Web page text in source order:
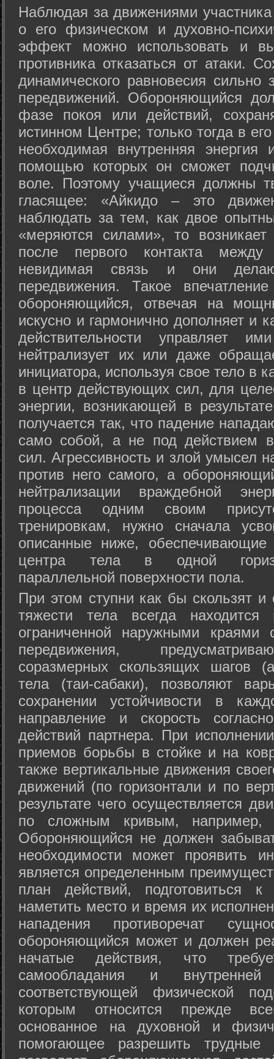
Hаблюдая за движениями
о его физическом и духовно-
эффект можно использовать и
противника отказаться от атаки.
динамического равновесия сильно
передвижений. Обороняющийся
фазе покоя или действий,
истинном Центре; только тогда в
необходимая внутренняя
помощью которых он сможет
воле. Поэтому учащиеся должны
гласящее: «Айкидо – это
наблюдать за тем, как двое
«меряются силами», то возникает
после первого контакта
невидимая связь и они
передвижения. Такое
обороняющийся, отвечая на
искусно и гармонично дополняет и
действительности управляет
нейтрализует их или даже
инициатора, используя свое тело в
в центр действующих сил, для
энергии, возникающей в
получается так, что падение
само собой, а не под действием
сил. Агрессивность и злой умысел
против него самого, а
нейтрализации враждебной
процесса одним своим
тренировкам, нужно сначала
описанные ниже, обеспечивающие
центра тела в одной
параллельной поверхности пола.
При этом ступни как бы скользят
тяжести тела всегда
ограниченной наружными краями
передвижения,
соразмерных скользящих шагов
тела (таи-сабаки), позволяют
сохранении устойчивости в
направление и скорость
действий партнера. При
приемов борьбы в стойке и на
также вертикальные движения
движений (по горизонтали и по
результате чего осуществляется
по сложным кривым, например,
Обороняющийся не должен
необходимости может проявить
является определенным
план действий, подготовиться
наметить место и время их
нападения противоречат
обороняющийся может и должен
начатые действия, что
самообладания и
соответствующей физической
которым относится прежде
основанное на духовной и
помогающее разрешить